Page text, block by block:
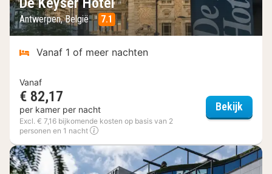
Antwerpen, België 7.1
Vanaf 1 of meer nachten
Vanaf
€ 82,17
per kamer per nacht
Excl. € 7,16 bijkomende kosten op basis van 2
personen en 1 nacht
Bekijk